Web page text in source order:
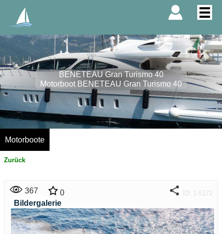
BENETEAU Gran Turismo 40
Motorboot BENETEAU Gran Turismo 40
Motorboote
Zurück
367 0 ID: 1-5172
Bildergalerie